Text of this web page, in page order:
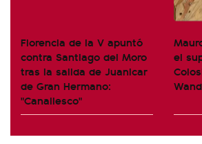
Florencia de la V apuntó
contra Santiago del Moro
tras la salida de Juanicar
de Gran Hermano:
"Canallesco"
el